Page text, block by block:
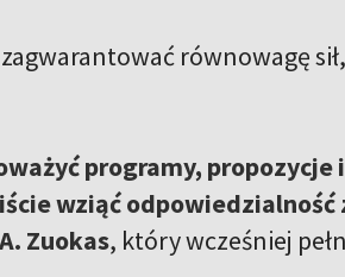
równowagę
programy, propozycje
wziąć odpowiedzialność
Zuokas, który wcześniej